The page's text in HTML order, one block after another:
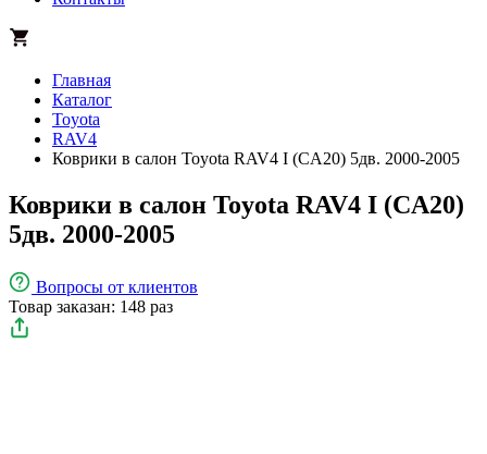
Главная
Каталог
Toyota
RAV4
Коврики в салон Toyota RAV4 I (CA20) 5дв. 2000-2005
Коврики в салон Toyota RAV4 I (CA20)
5дв. 2000-2005
Вопросы от клиентов
Товар заказан: 148 раз